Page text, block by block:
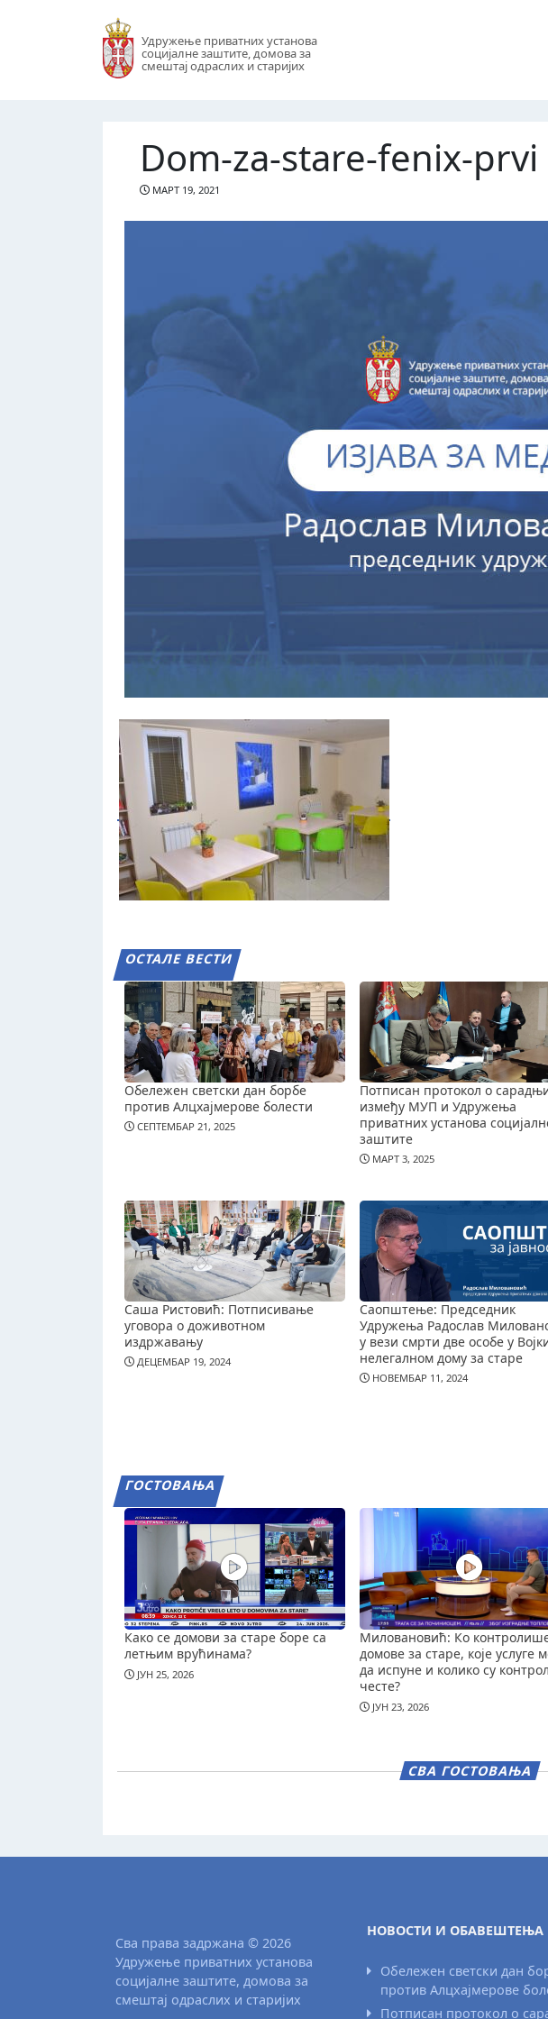
Удружење приватних установа
социјалне заштите, домова за
смештај одраслих и старијих
Dom-za-stare-fenix-prvi
МАРТ 19, 2021
ОСТАЛЕ ВЕСТИ
Обележен светски дан борбе
против Алцхајмерове болести
СЕПТЕМБАР 21, 2025
Потписан протокол о
између МУП и Удружења
приватних установа
заштите
МАРТ 3, 2025
Саша Ристовић: Потписивање
уговора о доживотном
издржавању
ДЕЦЕМБАР 19, 2024
Саопштење: Председник
Удружења Радослав
у вези смрти две особе у
нелегалном дому за старе
НОВЕМБАР 11, 2024
ГОСТОВАЊА
Како се домови за старе боре са
летњим врућинама?
ЈУН 25, 2026
Миловановић: Ко
домове за старе, које услуге
да испуне и колико су
честе?
ЈУН 23, 2026
СВА ГОСТОВАЊА
Сва права задржана © 2026
Удружење приватних установа
социјалне заштите, домова за
смештај одраслих и старијих
НОВОСТИ И ОБАВЕШТЕЊА
Обележен светски дан
против Алцхајмерове
Потписан протокол о